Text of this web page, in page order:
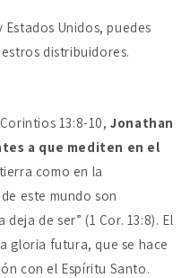
Unidos, puedes
distribuidores.
13:8-10,Jonathan
a que mediten en el
como en la
este mundo son
de ser” (1 Cor. 13:8). El
gloria futura, que se hace
con el Espíritu Santo.